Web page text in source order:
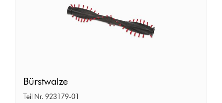
Bürstwalze
Teil Nr. 923179-01